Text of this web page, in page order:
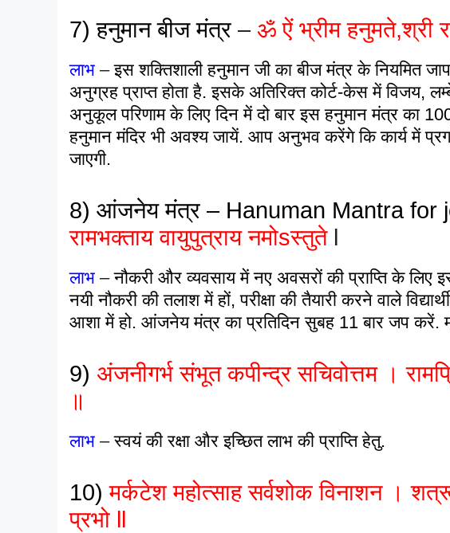
7)हनुमान बीज मंत्र – ॐ ऐं भ्रीम हनुमते,श्री
लाभ –इस शक्तिशाली हनुमान जी का बीज मंत्र के नियमित
अनुग्रह प्राप्त होता है. इसके अतिरिक्त कोर्ट-केस में विजय,
अनुकूल परिणाम के लिए दिन में दो बार इस हनुमान मंत्र का
हनुमान मंदिर भी अवश्य जायें. आप अनुभव करेंगे कि कार्य में
जाएगी.
8) आंजनेय मंत्र – Hanuman Mantra for
रामभक्ताय वायुपुत्राय नमोsस्तुतेl
लाभ –नौकरी और व्यवसाय में नए अवसरों की प्राप्ति के लिए
नयी नौकरी की तलाश में हों, परीक्षा की तैयारी करने वाले
आशा में हो. आंजनेय मंत्र का प्रतिदिन सुबह 11 बार जप
9) अंजनीगर्भ संभूत कपीन्द्र सचिवोत्तम ।
॥
लाभ –स्वयं की रक्षा और इच्छित लाभ की प्राप्ति हेतु.
10) मर्कटेश महोत्साह सर्वशोक विनाशन ।
प्रभो ll